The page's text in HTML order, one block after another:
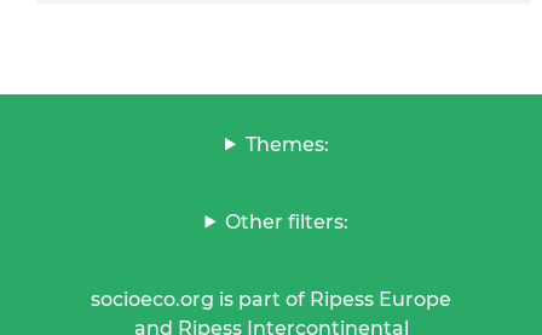
Themes:
Other filters:
socioeco.org is part of Ripess Europe
and Ripess Intercontinental